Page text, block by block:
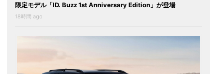
限定モデル「ID. Buzz 1st Anniversary Edition」が登場
18時間 ago